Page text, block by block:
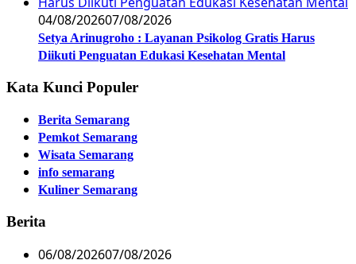
04/08/202607/08/2026
Setya Arinugroho : Layanan Psikolog Gratis Harus
Diikuti Penguatan Edukasi Kesehatan Mental
Kata Kunci Populer
Berita Semarang
Pemkot Semarang
Wisata Semarang
info semarang
Kuliner Semarang
Berita
06/08/202607/08/2026